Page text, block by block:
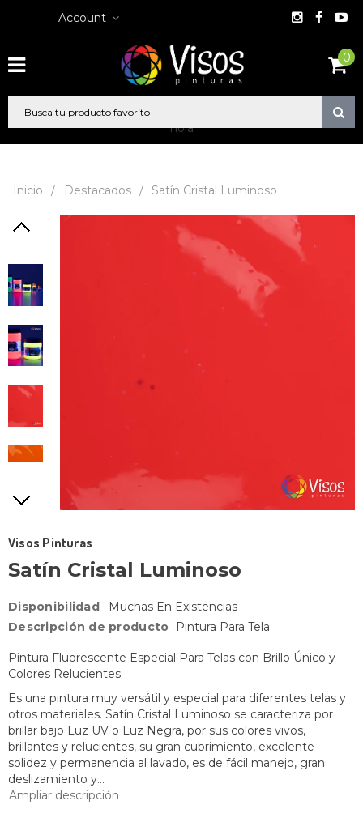
Account
0
hola
Inicio / Destacados / Satín Cristal Luminoso
Visos Pinturas
Satín Cristal Luminoso
Disponibilidad
Muchas En Existencias
Descripción de producto
Pintura Para Tela
Pintura Fluorescente Especial Para Telas con Brillo Único y
Colores Relucientes.
Es una pintura muy versátil y especial para diferentes telas y
otros materiales. Satín Cristal Luminoso se caracteriza por
brillar bajo Luz UV o Luz Negra, por sus colores vivos,
brillantes y relucientes, su gran cubrimiento, excelente
solidez y permanencia al lavado, es de fácil manejo, gran
deslizamiento y...
Ampliar descripción